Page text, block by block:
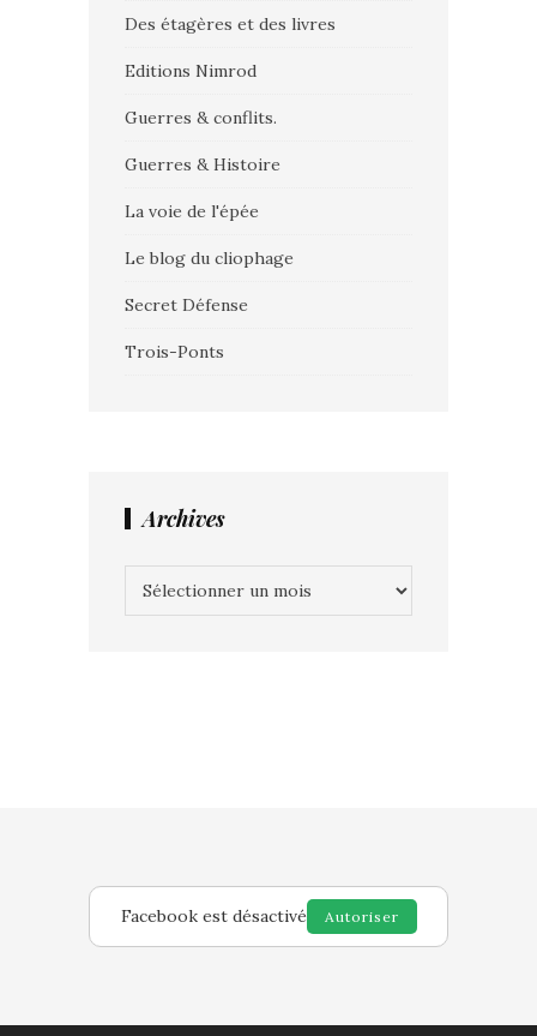
Des étagères et des livres
Editions Nimrod
Guerres & conflits.
Guerres & Histoire
La voie de l'épée
Le blog du cliophage
Secret Défense
Trois-Ponts
Archives
Facebook est désactivé Autoriser